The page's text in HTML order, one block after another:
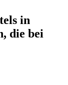
in
die bei